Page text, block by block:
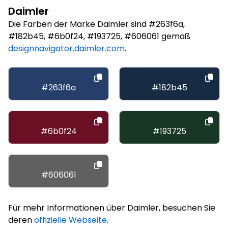
Daimler
Die Farben der Marke Daimler sind #263f6a,
#182b45, #6b0f24, #193725, #606061 gemäß
designnavigator.daimler.com.
#263f6a #182b45
#6b0f24 #193725
#606061
Für mehr Informationen über Daimler, besuchen Sie
derenoffizielle Webseite.